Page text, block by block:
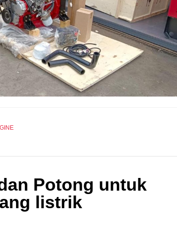
Potong untuk
listrik